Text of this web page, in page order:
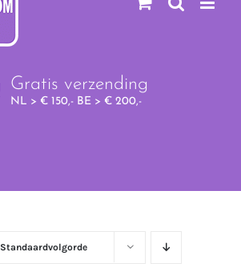
Gratis verzending
NL > € 150,- BE > € 200,-
Standaardvolgorde